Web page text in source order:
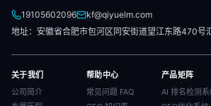
19105602096
kf@qiyuelm.com
地址：安徽省合肥市包河区同安街道望江东路470号
关于我们
公司简介
帮助中心
常见问题 FAQ
产品矩阵
AI 排名检测